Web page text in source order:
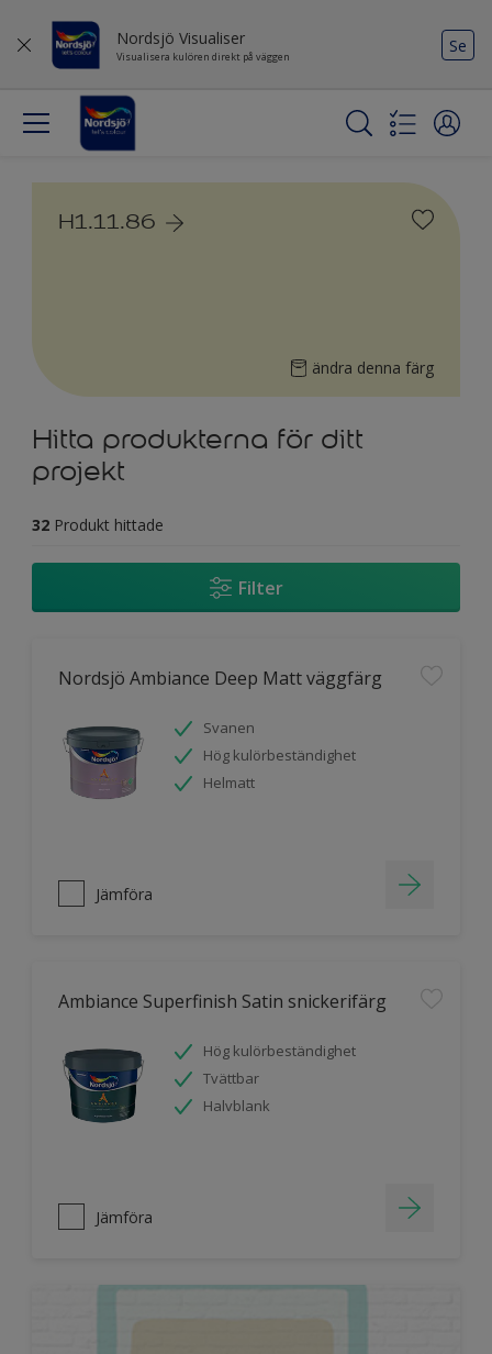
Nordsjö Visualiser
Visualisera kulören direkt på väggen
Se
H1.11.86
ändra denna färg
Hitta produkterna för ditt
projekt
32 Produkt hittade
Filter
Nordsjö Ambiance Deep Matt väggfärg
Svanen
Hög kulörbeständighet
Helmatt
Jämföra
Ambiance Superfinish Satin snickerifärg
Hög kulörbeständighet
Tvättbar
Halvblank
Jämföra